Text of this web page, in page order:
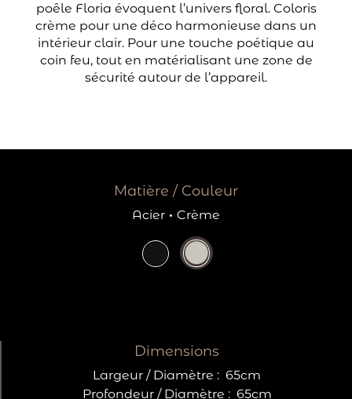
poêle Floria évoquent l’univers floral. Coloris
crème pour une déco harmonieuse dans un
intérieur clair. Pour une touche poétique au
coin feu, tout en matérialisant une zone de
sécurité autour de l’appareil.
Matière / Couleur
Acier · Crème
Dimensions
Largeur / Diamètre : 65cm
Profondeur / Diamètre : 65cm